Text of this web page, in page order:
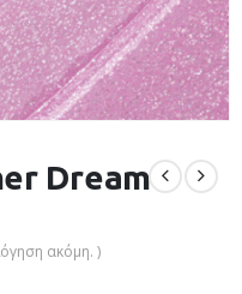
Dream
ακόμη. )